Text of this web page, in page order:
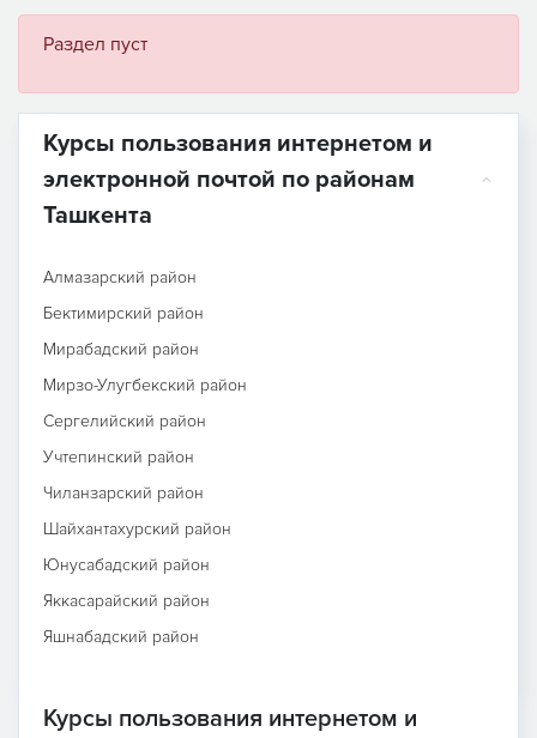
Раздел пуст
Курсы пользования интернетом и
электронной почтой по районам
Ташкента
Алмазарский район
Бектимирский район
Мирабадский район
Мирзо-Улугбекский район
Сергелийский район
Учтепинский район
Чиланзарский район
Шайхантахурский район
Юнусабадский район
Яккасарайский район
Яшнабадский район
Курсы пользования интернетом и